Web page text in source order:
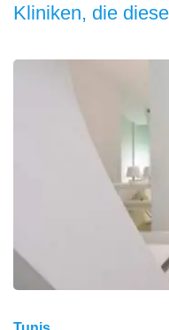
Kliniken, die